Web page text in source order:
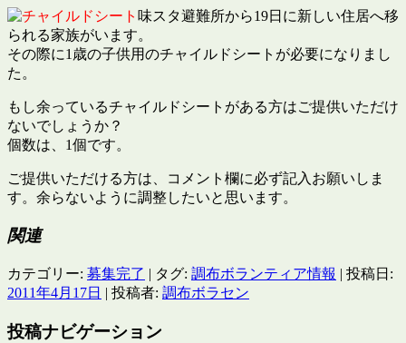
味スタ避難所から19日に新しい住居へ移
られる家族がいます。
その際に1歳の子供用のチャイルドシートが必要になりまし
た。
もし余っているチャイルドシートがある方はご提供いただけ
ないでしょうか？
個数は、1個です。
ご提供いただける方は、コメント欄に必ず記入お願いしま
す。余らないように調整したいと思います。
関連
カテゴリー: 募集完了 | タグ: 調布ボランティア情報 | 投稿日:
2011年4月17日 | 投稿者: 調布ボラセン
投稿ナビゲーション